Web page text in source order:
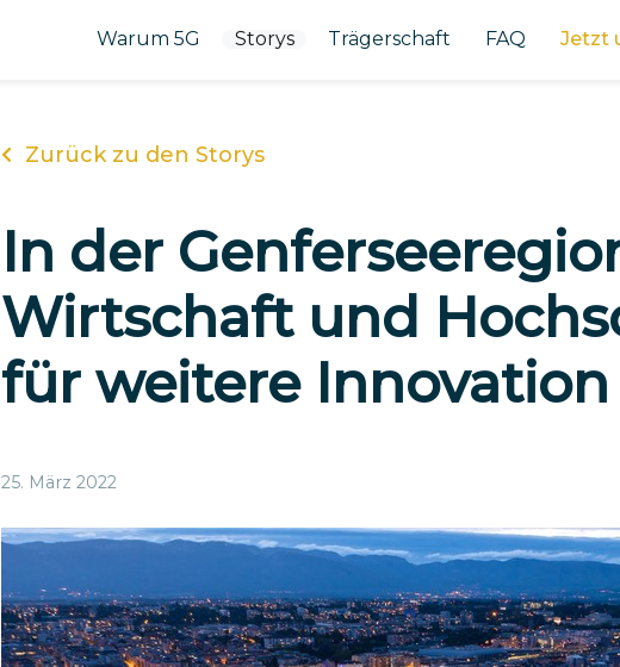
Warum 5G Storys Trägerschaft FAQ Jetzt
Zurück zu den Storys
In der
Wirtschaft und
für weitere Innovation
25. März 2022